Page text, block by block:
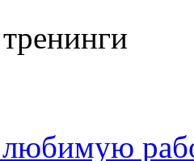
любимую